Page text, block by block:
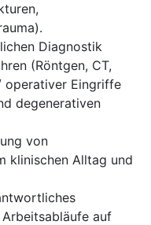
Diagnostik
(Röntgen, CT,
operativer Eingriffe
degenerativen
von
klinischen Alltag und
auf